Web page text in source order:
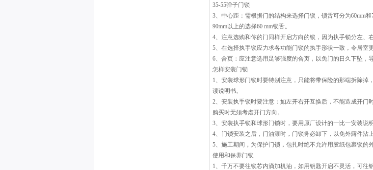
35-55弹子门锁
3、中心距：需根据门的结构来选择门锁，锁舌可分为60mm和
90mm以上的选择60 mm锁舌。
4、注意选购和你的门同样开启方向的锁，因为执手锁分左、右
5、在选择执手锁应力求各功能门锁的执手形状一致，令居室更
6、合页：应注意选用足够强度的合页，以免门的日久下坠，
怎样安装门锁
1、安装球形门锁时要特别注意，只能将带保险的那端拆除
读说明书。
2、安装执手锁时要注意：如左开右开互换后，不能造成开门
购买时无须考虑开门方向。
3、安装执手锁和球形门锁时，要用原厂设计的一比一安装说明
4、门锁安装之后，门油漆时，门锁务必卸下，以免外露件沾
5、施工期间，为保护门锁，包扎时绝不允许用胶纸包裹锁的
使用和保养门锁
1、千万不要往锁芯内滴加机油，如用钥匙开启不灵活，可往